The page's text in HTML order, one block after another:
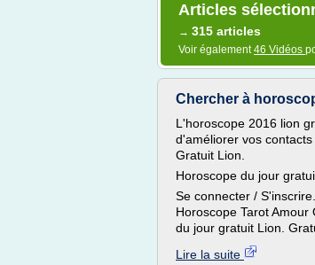
Articles
→ 315 articles
Voir également46 Vidéos
Chercher à
L'horoscope 2016 lion
d'améliorer vos
Gratuit Lion.
Horoscope du jour
Se connecter /
Horoscope Tarot
du jour gratuit Lion.
Lire la suite